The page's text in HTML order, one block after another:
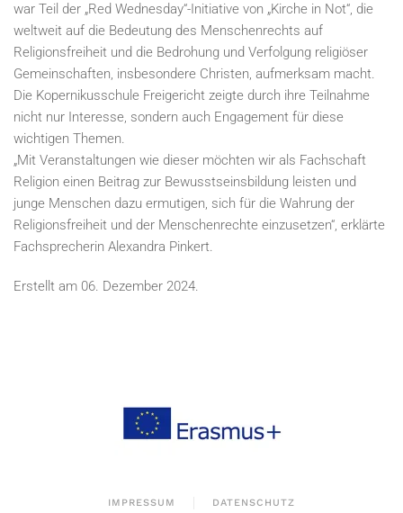
war Teil der „Red Wednesday“-Initiative von „Kirche in Not“, die
weltweit auf die Bedeutung des Menschenrechts auf
Religionsfreiheit und die Bedrohung und Verfolgung religiöser
Gemeinschaften, insbesondere Christen, aufmerksam macht.
Die Kopernikusschule Freigericht zeigte durch ihre Teilnahme
nicht nur Interesse, sondern auch Engagement für diese
wichtigen Themen.
„Mit Veranstaltungen wie dieser möchten wir als Fachschaft
Religion einen Beitrag zur Bewusstseinsbildung leisten und
junge Menschen dazu ermutigen, sich für die Wahrung der
Religionsfreiheit und der Menschenrechte einzusetzen“, erklärte
Fachsprecherin Alexandra Pinkert.
Erstellt am 06. Dezember 2024.
IMPRESSUM DATENSCHUTZ